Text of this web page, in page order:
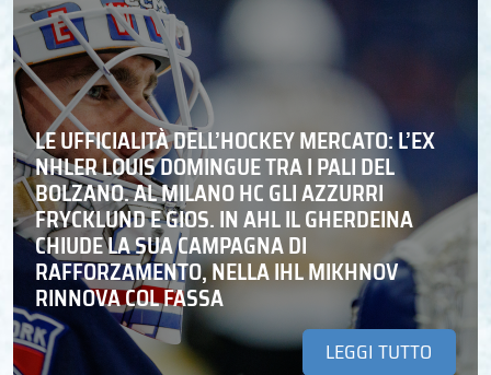
LE UFFICIALITÀ DELL’HOCKEY MERCATO: L’EX
NHLER LOUIS DOMINGUE TRA I PALI DEL
BOLZANO. AL MILANO HC GLI AZZURRI
FRYCKLUND E GIOS. IN AHL IL GHERDEINA
CHIUDE LA SUA CAMPAGNA DI
RAFFORZAMENTO, NELLA IHL MIKHNOV
RINNOVA COL FASSA
LEGGI TUTTO